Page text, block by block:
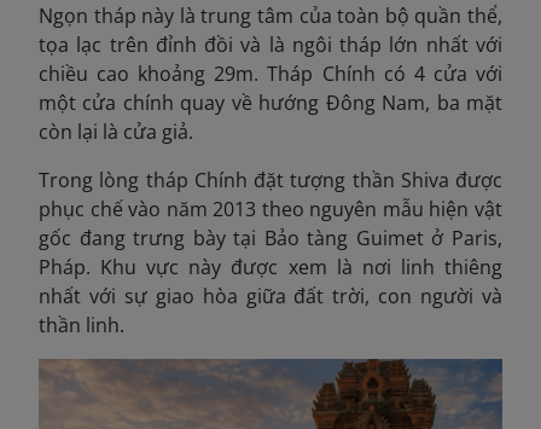
Ngọn tháp này là trung tâm của toàn bộ quần thể,
tọa lạc trên đỉnh đồi và là ngôi tháp lớn nhất với
chiều cao khoảng 29m. Tháp Chính có 4 cửa với
một cửa chính quay về hướng Đông Nam, ba mặt
còn lại là cửa giả.
Trong lòng tháp Chính đặt tượng thần Shiva được
phục chế vào năm 2013 theo nguyên mẫu hiện vật
gốc đang trưng bày tại Bảo tàng Guimet ở Paris,
Pháp. Khu vực này được xem là nơi linh thiêng
nhất với sự giao hòa giữa đất trời, con người và
thần linh.